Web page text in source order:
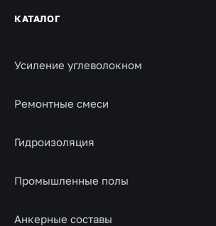
КАТАЛОГ
Усиление углеволокном
Ремонтные смеси
Гидроизоляция
Промышленные полы
Анкерные составы